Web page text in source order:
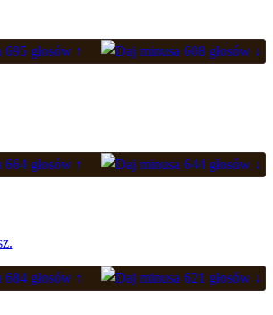
695 głosów ↑ 608 głosów ↓
664 głosów ↑ 644 głosów ↓
684 głosów ↑ 621 głosów ↓